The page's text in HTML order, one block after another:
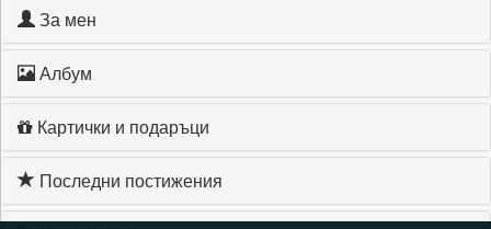
За мен
Албум
Картички и подаръци
Последни постижения